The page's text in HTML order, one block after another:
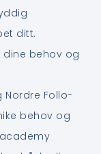
ditt.
dine behov og
Nordre Follo-
behov og